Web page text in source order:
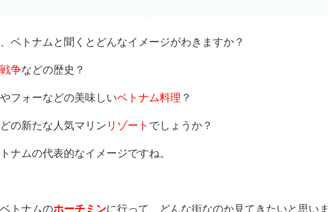
ベトナムと聞くとどんなイメージがわきますか？
争などの歴史？
フォーなどの美味しいベトナム料理 ？
の新たな人気マリン リゾート でしょうか？
ナムの代表的なイメージですね。
トナムのホーチミンに行って、どんな街なのか見てきたいと思いま